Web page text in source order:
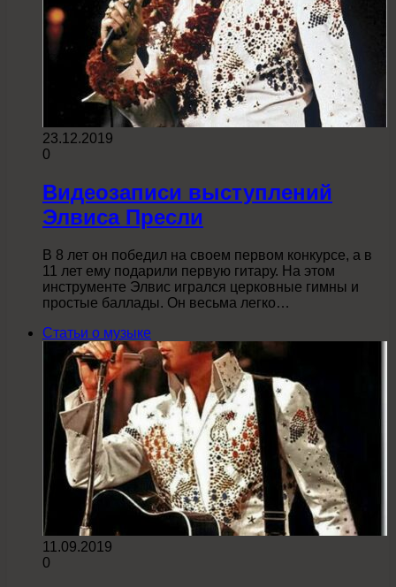
23.12.2019
0
Видеозаписи выступлений
Элвиса Пресли
В 8 лет он победил на своем первом конкурсе, а в
11 лет ему подарили первую гитару. На этом
инструменте Элвис игрался церковные гимны и
простые баллады. Он весьма легко…
Статьи о музыке
11.09.2019
0